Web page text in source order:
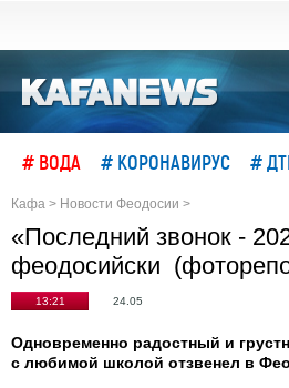
# ВОДА # КОРОНАВИРУС #
Кафа > Новости Феодосии >
«Последний звонок -
феодосийски
13:21 24.05
Одновременно радостный и
с любимой школой отзвенел в